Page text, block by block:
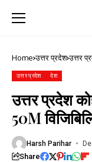
Home उत्तर प्रदेश उत्तर
उत्तर प्रदेश देश
उत्तर प्रदेश
50M
Harsh Parihar
Share